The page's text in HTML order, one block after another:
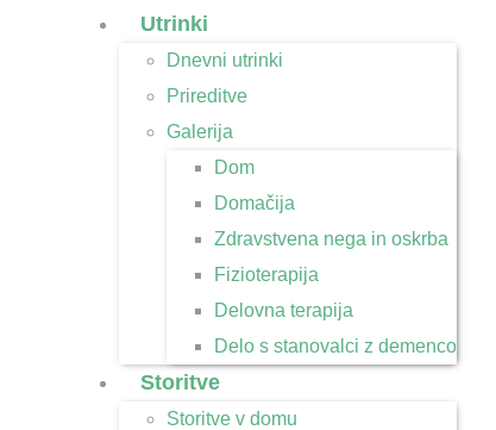
Utrinki
Dnevni utrinki
Prireditve
Galerija
Dom
Domačija
Zdravstvena nega in oskrba
Fizioterapija
Delovna terapija
Delo s stanovalci z demenco
Storitve
Storitve v domu